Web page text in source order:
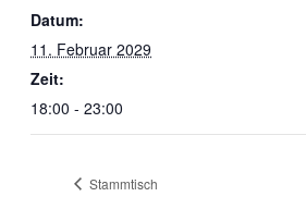
Datum:
11. Februar 2029
Zeit:
18:00 - 23:00
Stammtisch